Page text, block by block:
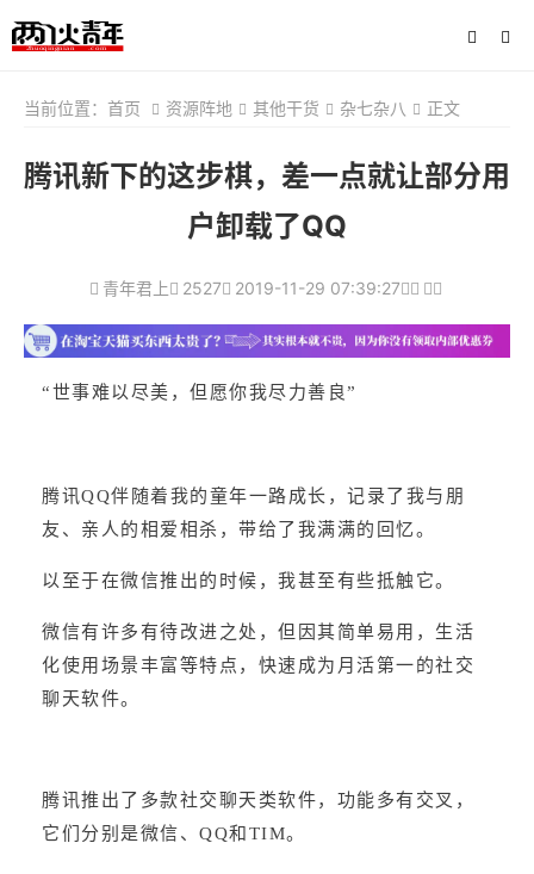
当前位置： 首页 资源阵地 其他干货 杂七杂八 正文
腾讯新下的这步棋，差一点就让部分用
户卸载了QQ
青年君上 2527 2019-11-29 07:39:27
“世事难以尽美，但愿你我尽力善良”
腾讯QQ伴随着我的童年一路成长，记录了我与朋
友、亲人的相爱相杀，带给了我满满的回忆。
以至于在微信推出的时候，我甚至有些抵触它。
微信有许多有待改进之处，但因其简单易用，生活
化使用场景丰富等特点，快速成为月活第一的社交
聊天软件。
腾讯推出了多款社交聊天类软件，功能多有交叉，
它们分别是微信、QQ和TIM。